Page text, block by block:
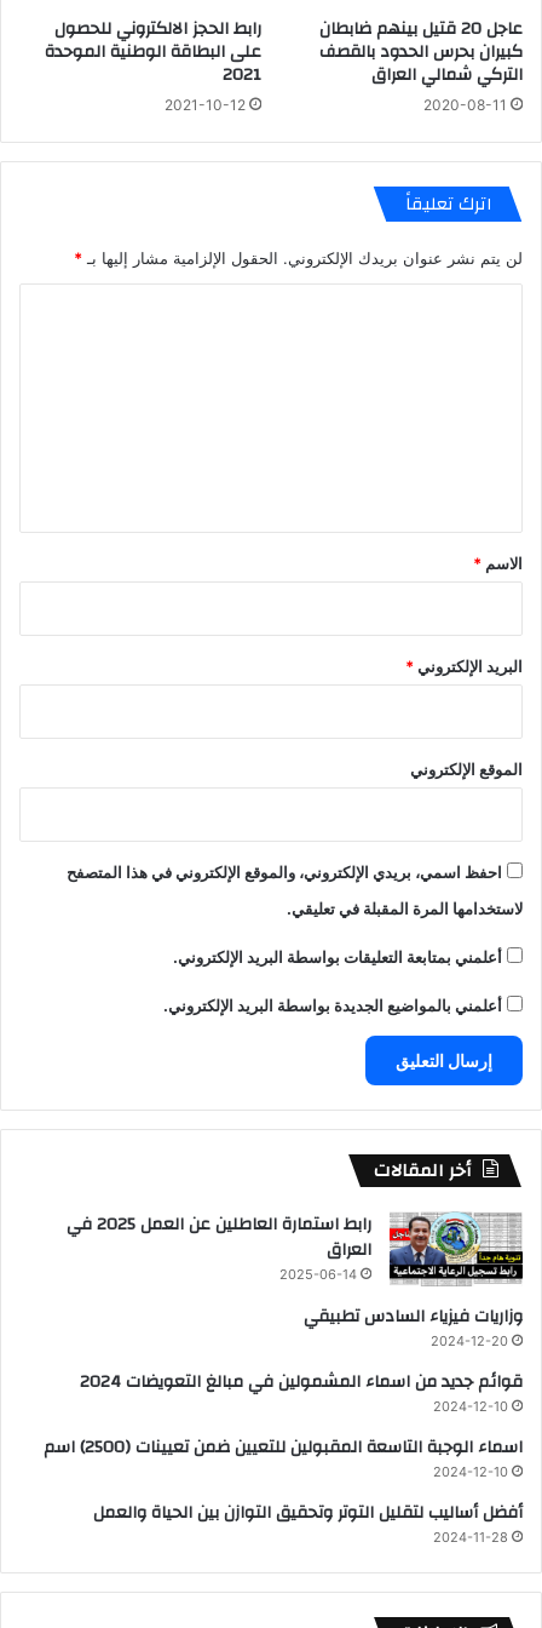
عاجل 20 قتيل بينهم ضابطان
كبيران بحرس الحدود بالقصف
التركي شمالي ‏العراق
2020-08-11
رابط الحجز الالكتروني للحصول
على البطاقة الوطنية الموحدة
2021
2021-10-12
اترك تعليقاً
لن يتم نشر عنوان بريدك الإلكتروني. الحقول الإلزامية مشار إليها بـ *
*
الاسم *
البريد الإلكتروني*
الموقع الإلكتروني
احفظ اسمي، بريدي الإلكتروني، والموقع الإلكتروني في هذا المتصفح
لاستخدامها المرة المقبلة في تعليقي.
أعلمني بمتابعة التعليقات بواسطة البريد الإلكتروني.
أعلمني بالمواضيع الجديدة بواسطة البريد الإلكتروني.
أخر المقالات
رابط استمارة العاطلين عن العمل 2025 في
العراق
2025-06-14
وزاريات فيزياء السادس تطبيقي
2024-12-20
قوائم جديد من اسماء المشمولين في مبالغ التعويضات 2024
2024-12-10
اسماء الوجبة التاسعة المقبولين للتعيين ضمن تعيينات (2500) اسم
2024-12-10
أفضل أساليب لتقليل التوتر وتحقيق التوازن بين الحياة والعمل
2024-11-28